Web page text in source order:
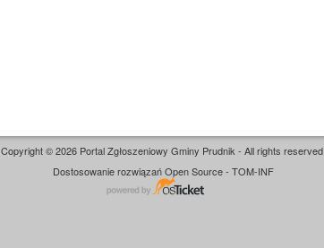
Copyright © 2026 Portal Zgłoszeniowy Gminy Prudnik - All rights reserved.
Dostosowanie rozwiązań Open Source - TOM-INF